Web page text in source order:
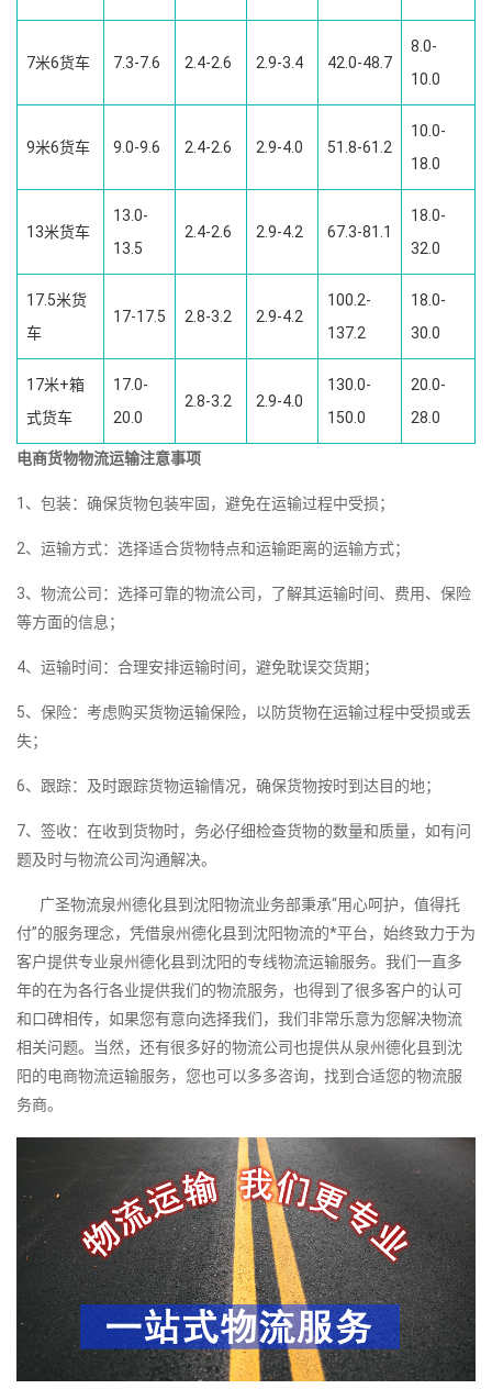
7米6货车 7.3-7.6 2.4-2.6 2.9-3.4 42.0-48.7
8.0-
10.0
9米6货车 9.0-9.6 2.4-2.6 2.9-4.0 51.8-61.2
10.0-
18.0
13米货车
13.0-
13.5
2.4-2.6 2.9-4.2 67.3-81.1
18.0-
32.0
17.5米货
车
17-17.5 2.8-3.2 2.9-4.2
100.2-
137.2
18.0-
30.0
17米+箱
式货车
17.0-
20.0
2.8-3.2 2.9-4.0
130.0-
150.0
20.0-
28.0
电商货物物流运输注意事项
1、包装：确保货物包装牢固，避免在运输过程中受损；
2、运输方式：选择适合货物特点和运输距离的运输方式；
3、物流公司：选择可靠的物流公司，了解其运输时间、费用、保险
等方面的信息；
4、运输时间：合理安排运输时间，避免耽误交货期；
5、保险：考虑购买货物运输保险，以防货物在运输过程中受损或丢
失；
6、跟踪：及时跟踪货物运输情况，确保货物按时到达目的地；
7、签收：在收到货物时，务必仔细检查货物的数量和质量，如有问
题及时与物流公司沟通解决。
广圣物流泉州德化县到沈阳物流业务部秉承“用心呵护，值得托
付”的服务理念，凭借泉州德化县到沈阳物流的*平台，始终致力于为
客户提供专业泉州德化县到沈阳的专线物流运输服务。我们一直多
年的在为各行各业提供我们的物流服务，也得到了很多客户的认可
和口碑相传，如果您有意向选择我们，我们非常乐意为您解决物流
相关问题。当然，还有很多好的物流公司也提供从泉州德化县到沈
阳的电商物流运输服务，您也可以多多咨询，找到合适您的物流服
务商。